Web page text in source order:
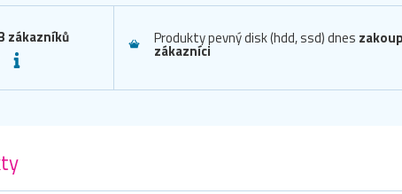
zákazníků
Produkty pevný disk (hdd, ssd) dnes
zákazníci